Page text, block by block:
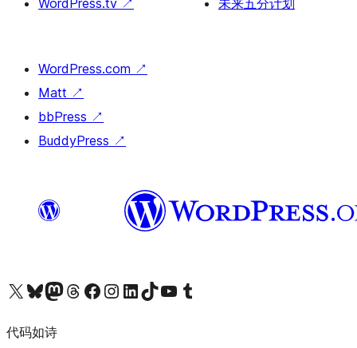
WordPress.tv ↗
未来五分计划
WordPress.com ↗
Matt ↗
bbPress ↗
BuddyPress ↗
关注我们的 X（原 Twitter）账号访问我们的 Bluesky 账号关注我们的 Mastodon 账号访问我们的 Threads 账号 访问我们的 Facebook 公共主页关注我们的 Instagram 账号 关注我们的 LinkedIn 主页访问我们的 TikTok 账号访问我们的 YouTube 频道 访问我们的 Tumblr 账号
代码如诗